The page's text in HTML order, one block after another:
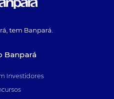
tem Banpará.
Banpará
Investidores